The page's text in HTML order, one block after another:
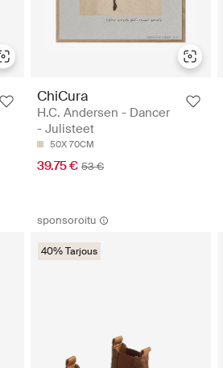
ChiCura
H.C. Andersen - Dancer
- Julisteet
50X 70CM
39.75 € 53 €
sponsoroitu
40% Tarjous